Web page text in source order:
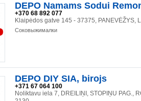
DEPO Namams Sodui
+370 68 892 077
Klaipėdos gatve 145 - 37375, PANEVĖŽYS,
Соковыжималки
DEPO DIY SIA, birojs
+371 67 064 100
Noliktavu iela 7, DREILIŅI, STOPIŅU PAG.,